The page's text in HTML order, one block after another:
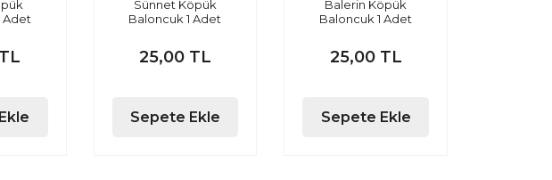
Adet
Sünnet Köpük
Baloncuk 1 Adet
25,00 TL
Sepete Ekle
Balerin Köpük
Baloncuk 1 Adet
25,00 TL
Sepete Ekle